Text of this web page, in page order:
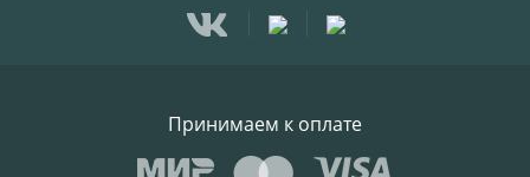
Принимаем к оплате